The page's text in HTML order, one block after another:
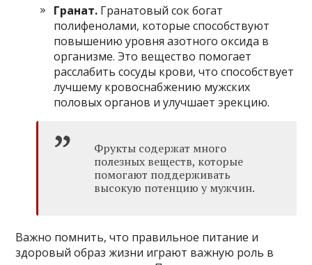
Гранат. Гранатовый сок богат
полифенолами, которые способствуют
повышению уровня азотного оксида в
организме. Это вещество помогает
расслабить сосуды крови, что способствует
лучшему кровоснабжению мужских
половых органов и улучшает эрекцию.
Фрукты содержат много
полезных веществ, которые
помогают поддерживать
высокую потенцию у мужчин.
Важно помнить, что правильное питание и
здоровый образ жизни играют важную роль в